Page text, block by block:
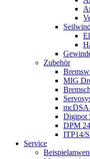
Zubehör
MIG
Digipot
DPM
ITP14/
Service